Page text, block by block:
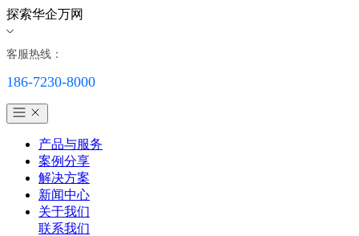
探索华企万网
客服热线：
186-7230-8000
产品与服务
案例分享
解决方案
新闻中心
关于我们
联系我们